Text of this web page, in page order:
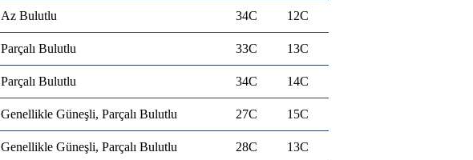
Az Bulutlu 34C 12C
Parçalı Bulutlu 33C 13C
Parçalı Bulutlu 34C 14C
Genellikle Güneşli, Parçalı Bulutlu 27C 15C
Genellikle Güneşli, Parçalı Bulutlu 28C 13C